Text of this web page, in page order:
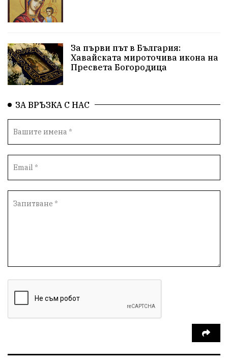
Софийски общински съвет
Общински съвет Величие Финландия
Образование Борисов Кольо Парамов
Автопоход Костинброд
Столичен общински съвет Маратон кауза
сбъдната мечта
Счетоводство Референдум Вот на недоверие
Дарение Политическа журналистика
Съпричастност Парламент Транспорт
За първи път в България:
Хавайската мироточива икона на
Пресвета Богородица
ЗА ВРЪЗКА С НАС